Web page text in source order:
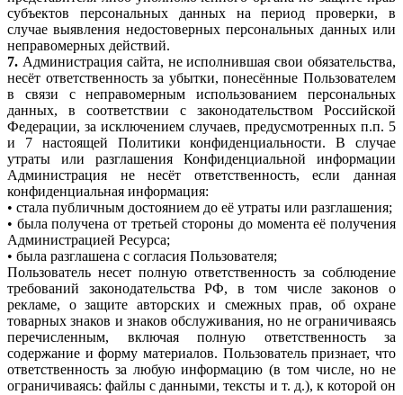
субъектов персональных данных на период проверки, в
случае выявления недостоверных персональных данных или
неправомерных действий.
7. Администрация сайта, не исполнившая свои обязательства,
несёт ответственность за убытки, понесённые Пользователем
в связи с неправомерным использованием персональных
данных, в соответствии с законодательством Российской
Федерации, за исключением случаев, предусмотренных п.п. 5
и 7 настоящей Политики конфиденциальности. В случае
утраты или разглашения Конфиденциальной информации
Администрация не несёт ответственность, если данная
конфиденциальная информация:
• стала публичным достоянием до её утраты или разглашения;
• была получена от третьей стороны до момента её получения
Администрацией Ресурса;
• была разглашена с согласия Пользователя;
Пользователь несет полную ответственность за соблюдение
требований законодательства РФ, в том числе законов о
рекламе, о защите авторских и смежных прав, об охране
товарных знаков и знаков обслуживания, но не ограничиваясь
перечисленным, включая полную ответственность за
содержание и форму материалов. Пользователь признает, что
ответственность за любую информацию (в том числе, но не
ограничиваясь: файлы с данными, тексты и т. д.), к которой он